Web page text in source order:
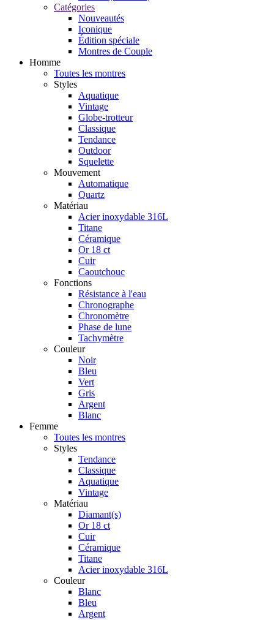
Catégories
Nouveautés
Iconique
Édition spéciale
Montres de Couple
Homme
Toutes les montres
Styles
Aquatique
Vintage
Globe-trotteur
Classique
Tendance
Outdoor
Squelette
Mouvement
Automatique
Quartz
Matériau
Acier inoxydable 316L
Titane
Céramique
Or 18 ct
Cuir
Caoutchouc
Fonctions
Résistance à l'eau
Chronographe
Chronomètre
Phase de lune
Tachymètre
Couleur
Noir
Bleu
Vert
Gris
Argent
Blanc
Femme
Toutes les montres
Styles
Tendance
Classique
Aquatique
Vintage
Matériau
Diamant(s)
Or 18 ct
Cuir
Céramique
Titane
Acier inoxydable 316L
Couleur
Blanc
Bleu
Argent